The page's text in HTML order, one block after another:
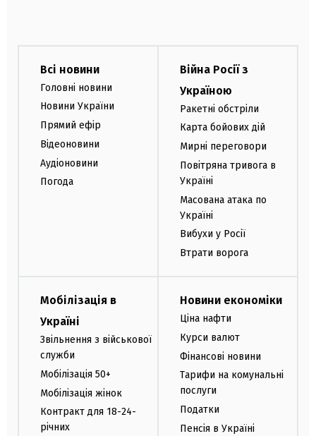
Всі новини
Головні новини
Новини України
Прямий ефір
Відеоновини
Аудіоновини
Погода
Війна Росії з
Україною
Ракетні обстріли
Карта бойових дій
Мирні переговори
Повітряна тривога в
Україні
Масована атака по
Україні
Вибухи у Росії
Втрати ворога
Мобілізація в
Україні
Звільнення з військової
служби
Мобілізація 50+
Мобілізація жінок
Контракт для 18-24-
річних
Новини економіки
Ціна нафти
Курси валют
Фінансові новини
Тарифи на комунальні
послуги
Податки
Пенсія в Україні